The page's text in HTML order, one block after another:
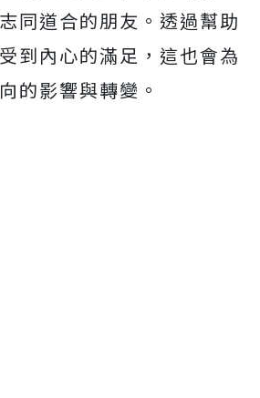
同道合的朋友。透過幫助
到內心的滿足，這也會為
的影響與轉變。